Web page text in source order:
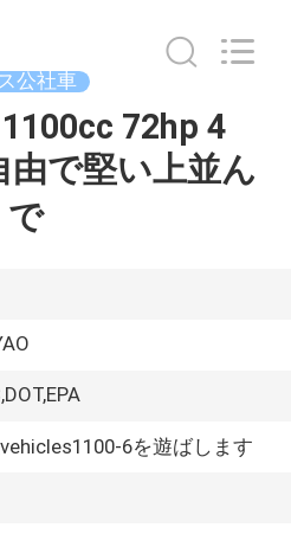
公社車
72hp 4
で堅い上並ん
で
6を遊ばします